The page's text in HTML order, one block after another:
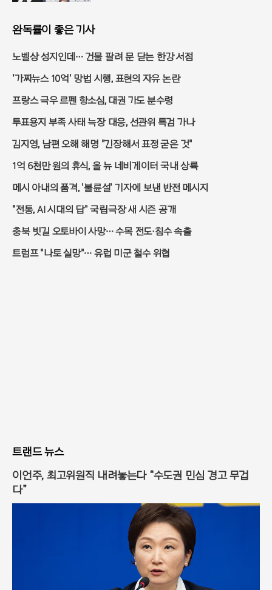
완독률이 좋은 기사
노벨상 성지인데… 건물 팔려 문 닫는 한강 서점
'가짜뉴스 10억' 망법 시행, 표현의 자유 논란
프랑스 극우 르펜 항소심, 대권 가도 분수령
투표용지 부족 사태 늑장 대응, 선관위 특검 가나
김지영, 남편 오해 해명 "긴장해서 표정 굳은 것"
1억 6천만 원의 휴식, 올 뉴 네비게이터 국내 상륙
메시 아내의 품격, '불륜설' 기자에 보낸 반전 메시지
"전통, AI 시대의 답" 국립극장 새 시즌 공개
충북 빗길 오토바이 사망… 수목 전도·침수 속출
트럼프 "나토 실망"… 유럽 미군 철수 위협
트랜드 뉴스
이언주, 최고위원직 내려놓는다 “수도권 민심 경고 무겁
다”